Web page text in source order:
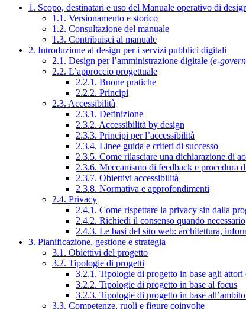
1. Scopo, destinatari e uso del Manuale operativo di
1.1. Versionamento e storico
1.2. Consultazione del manuale
1.3. Contribuisci al manuale
2. Introduzione al design per i servizi pubblici digitali
2.1. Design per l’amministrazione digitale (e-
2.2. L’approccio progettuale
2.2.1. Buone pratiche
2.2.2. Principi
2.3. Accessibilità
2.3.1. Definizione
2.3.2. Accessibilità by design
2.3.3. Principi per l’accessibilità
2.3.4. Linee guida e criteri di successo
2.3.5. Come rilasciare una dichiarazione di
2.3.6. Meccanismo di feedback e procedura
2.3.7. Obiettivi accessibilità
2.3.8. Normativa e approfondimenti
2.4. Privacy
2.4.1. Come rispettare la privacy sin dalla
2.4.2. Richiedi il consenso quando necessario
2.4.3. Le basi del sito web: architettura,
3. Pianificazione, gestione e strategia
3.1. Obiettivi del progetto
3.2. Tipologie di progetti
3.2.1. Tipologie di progetto in base agli
3.2.2. Tipologie di progetto in base al focus
3.2.3. Tipologie di progetto in base
3.3. Competenze, ruoli e figure coinvolte